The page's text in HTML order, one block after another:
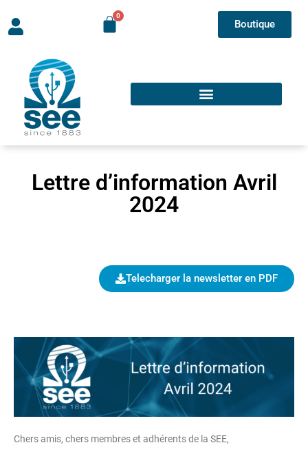
Boutique
Lettre d’information Avril
2024
Telecharger la newsletter en PDF
Chers amis, chers membres et adhérents de la SEE,